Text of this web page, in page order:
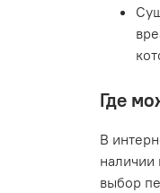
Где
В
выбор